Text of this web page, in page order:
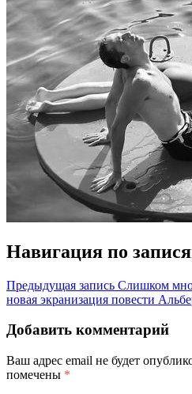
Навигация по
Предыдущая запись Слишком
новая экранизация повести
Добавить комментарий
Ваш адрес email не будет
помечены *